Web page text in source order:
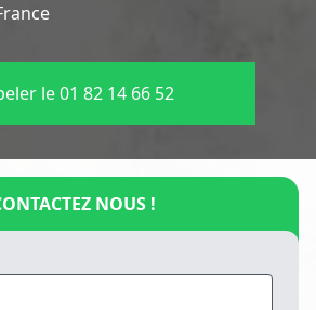
le 01 82 14 66 52
NOUS !